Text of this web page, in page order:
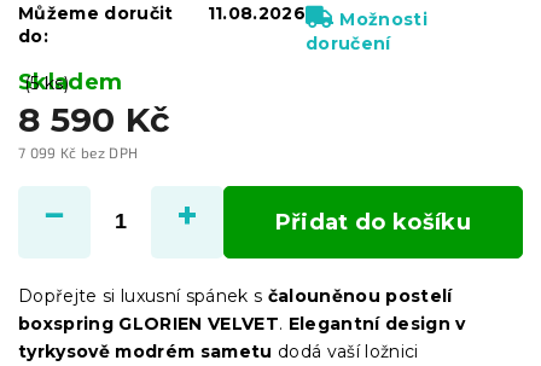
8 590 Kč
7 099 Kč bez DPH
cena:
Skladem
(5 ks)
Můžeme doručit
do:
11.08.2026
Možnosti
doručení
Přidat do košíku
Dopřejte si luxusní spánek s čalouněnou postelí
boxspring GLORIEN VELVET. Elegantní design v
tyrkysově modrém sametu dodá vaší ložnici